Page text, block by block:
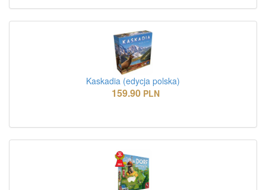
Kaskadia (edycja polska)
159.90 PLN